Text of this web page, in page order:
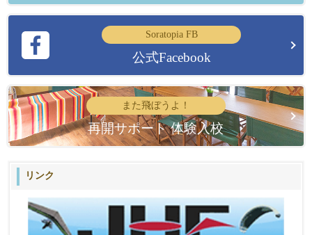
Soratopia FB
公式Facebook
また飛ぼうよ！
再開サポート 体験入校
リンク